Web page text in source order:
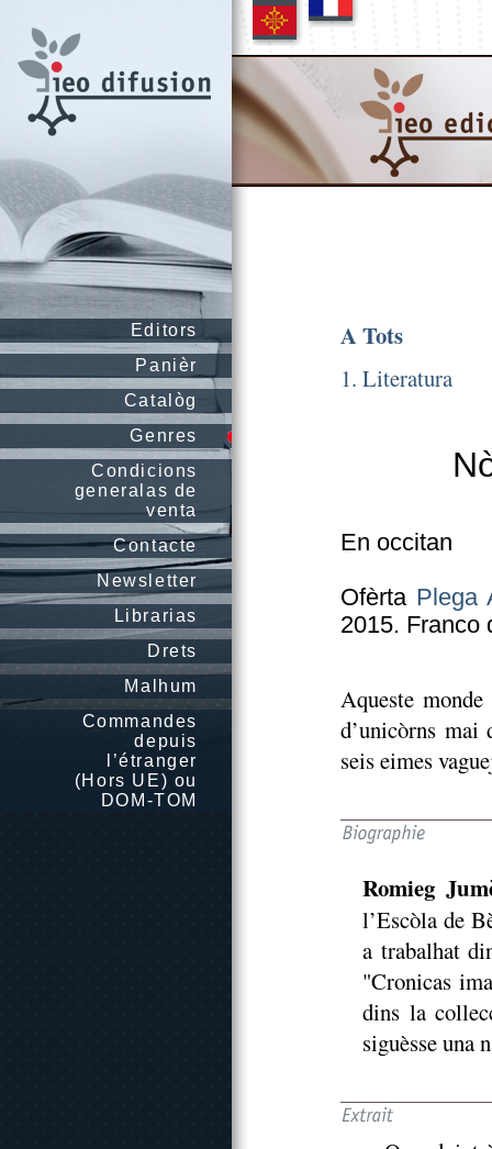
Editors
Panièr
Catalòg
Genres
Condicions
generalas de
venta
Contacte
Newsletter
Librarias
Drets
Malhum
Commandes
depuis
l’étranger
(Hors UE) ou
DOM-TOM
A Tots
1. Literatura
En occitan
Ofèrta Plega
2015. Franco
Aqueste
d’unicòrns mai
seis eimes
Romieg
l’Escòla de
a trabalhat
"Cronicas
dins la
siguèsse una